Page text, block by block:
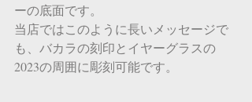
ーの底面です。
当店ではこのように長いメッセージで
も、バカラの刻印とイヤーグラスの
2023の周囲に彫刻可能です。